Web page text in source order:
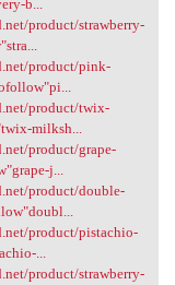
b...
product/strawberry-
product/pink-
product/twix-
milksh...
product/grape-
j...
product/double-
product/pistachio-
...
product/strawberry-